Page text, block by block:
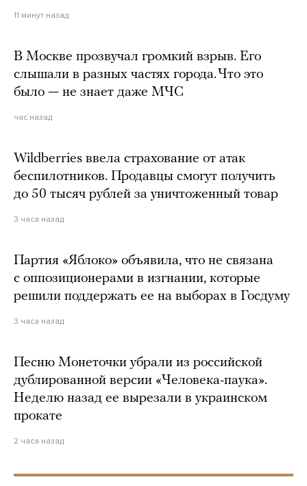
11 минут назад
В Москве прозвучал громкий взрыв. Его
слышали в разных частях города. Что это
было — не знает даже МЧС
час назад
Wildberries ввела страхование от атак
беспилотников. Продавцы смогут получить
до 50 тысяч рублей за уничтоженный товар
3 часа назад
Партия «Яблоко» объявила, что не связана
с оппозиционерами в изгнании, которые
решили поддержать ее на выборах в Госдуму
3 часа назад
Песню Монеточки убрали из российской
дублированной версии «Человека-паука».
Неделю назад ее вырезали в украинском
прокате
2 часа назад